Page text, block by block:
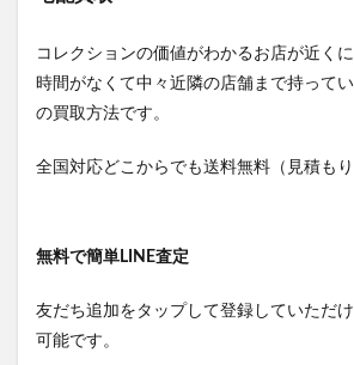
コレクションの価値がわかるお店が近くに
時間がなくて中々近隣の店舗まで持って
の買取方法です。
全国対応どこからでも送料無料（見積も
無料で簡単LINE査定
友だち追加をタップして登録していただ
可能です。